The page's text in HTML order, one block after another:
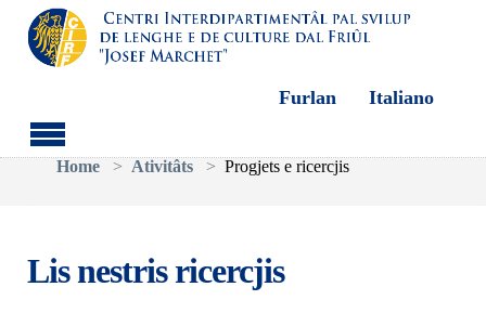
Aller au contenu principal
Furlan Italiano
Vous êtes ici:
Home
Ativitâts Progjets e ricercjis
Lis nestris ricercjis